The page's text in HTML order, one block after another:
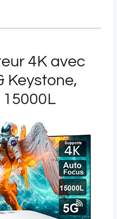
4K avec
Keystone,
15000L